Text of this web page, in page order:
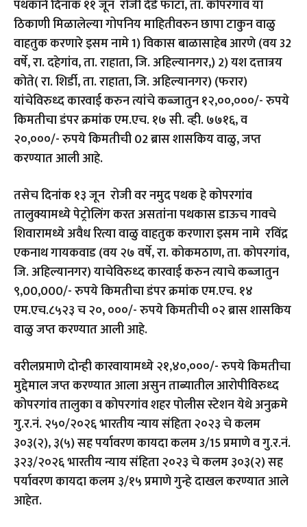
पथकाने दिनांक ११ जून रोजी देर्डे फाटा, ता. कोपरगांव या
ठिकाणी मिळालेल्या गोपनिय माहितीवरुन छापा टाकुन वाळु
वाहतुक करणारे इसम नामे 1) विकास बाळासाहेब आरणे (वय 32
वर्षे, रा. दहेगांव, ता. राहाता, जि. अहिल्यानगर,) 2) यश दत्तात्रय
कोते( रा. शिर्डी, ता. राहाता, जि. अहिल्यानगर) (फरार)
यांचेविरुध्द कारवाई करुन त्यांचे कब्जातुन १२,००,०००/- रुपये
किमतीचा डंपर क्रमांक एम.एच. १७ सी. व्ही. ७७१६, व
२०,०००/- रुपये किमतीची 02 ब्रास शासकिय वाळु, जप्त
करण्यात आली आहे.
तसेच दिनांक १३ जून रोजी वर नमुद पथक हे कोपरगांव
तालुक्यामध्ये पेट्रोलिंग करत असतांना पथकास डाऊच गावचे
शिवारामध्ये अवैध रित्या वाळु वाहतुक करणारा इसम नामे रविंद्र
एकनाथ गायकवाड (वय २७ वर्षे, रा. कोकमठाण, ता. कोपरगांव,
जि. अहिल्यानगर) याचेविरुध्द कारवाई करुन त्याचे कब्जातुन
९,00,000/- रुपये किमतीचा डंपर क्रमांक एम.एच. १४
एम.एच.८५२३ च २०, ०००/- रुपये किमतीची ०२ ब्रास शासकिय
वाळु जप्त करण्यात आली आहे.
वरीलप्रमाणे दोन्ही कारवायामध्ये २१,४०,०००/- रुपये किमतीचा
मुद्देमाल जप्त करण्यात आला असुन ताब्यातील आरोपीविरुध्द
कोपरगांव तालुका व कोपरगांव शहर पोलीस स्टेशन येथे अनुक्रमे
गु.र.नं. २५०/२०२६ भारतीय न्याय संहिता २०२३ चे कलम
३०३(२), ३(५) सह पर्यावरण कायदा कलम 3/15 प्रमाणे व गु.र.नं.
३२३/२०२६ भारतीय न्याय संहिता २०२३ चे कलम ३०३(२) सह
पर्यावरण कायदा कलम ३/१५ प्रमाणे गुन्हे दाखल करण्यात आले
आहेत.